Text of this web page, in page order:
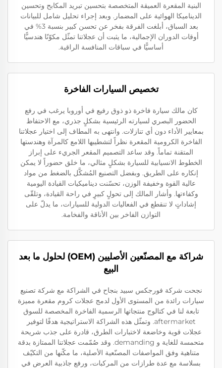
البنية المقعرة العميقة المتخصصة بتحسين تبريد المكابح وتحسين
الديناميكا الهوائية على المضمار. وبعد إجراء تحليل شامل للبيانات
بعد السباق، أبلغت الفرقة بفخر عن تحسن كبير بنسبة 3% في
أوقات الدوران الإجمالية، ما يثبت أن عجلاتنا تمثّل مكوّنًا هندسيًّا
أساسيًّا في سباقات المنافسة الراقية.
تخصيص السيارات الفاخرة
كان مالك سيارة فاخرة ذو ذوق رفيع في أوروبا يرغب في رفع
الحضور البصري لسيارته الرئيسية بشكلٍ جذري، مع الاحتفاظ
بمعايير الأداء دون أي تنازلات. وانتهى به المطاف إلى اختيار عجلاتنا
الفاخرة الكرومية المقعرة نظراً لتشطيبها اللامع كالمرآة وهندستها
المتقنة تماماً. وقد ساعد التصميم المقعر الجريء على إبراز
الخطوط الانسيابية للسيارة بشكلٍ مثالي، ما خلق حضوراً لا يمكن
إنكاره على الطريق. وبفضل التصنيع المُشكَّل بالضغط من مواد
عالية القوة وخفيفة الوزن، تحسّنت ديناميكيات القيادة اليومية
وكفاءتها. وأشار المالك إلى تحولٍ كبيرٍ في راحة القيادة، وتلقّى
إشاداتٍ لا تنقطع في الفعاليات الدولية للسيارات، ما يدلّ على
التوازن الفاخر بين الأناقة والفخامة.
شراكة مع المصنّعين الأصليين (OEM) لحلول ما بعد
البيع
نجحت شركة فورجكس سبيد بنجاح في الشراكة مع شركة تصنيع
سيارات رائدة من المستوى الأول لدمج عجلات كروم مقعرة مميزة
تابعة لنا في كتالوج منتجاتها الرسمية الفاخرة المخصصة للسوق
aftermarket. وتمثّل هذه الشراكة الاستراتيجية هدفًا لتوفير
عجلات قوية وخاضعة لاختبارات الطرق، قادرة على جذب شريحة
متحمسة للغاية و demanding. وقد صُمّمت عجلاتنا الممتازة بدقة
متناهية وفق المواصفات المصنّعية الأصلية، ما مكّنها من التكيّف
بسلاسة مع عدة طرازات من المركبات، ورفع جاذبية العرض في